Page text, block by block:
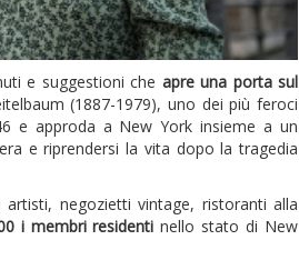
e suggestioni che apre una porta sul
(1887-1979), uno dei più feroci
e approda a New York insieme a un
e riprendersi la vita dopo la tragedia
negozietti vintage, ristoranti alla
i membri residenti nello stato di New